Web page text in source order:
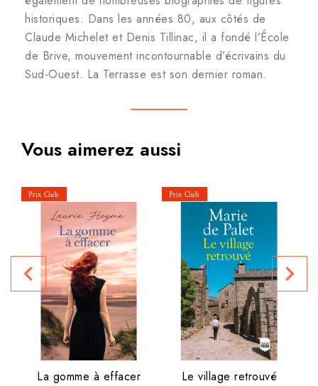
historiques. Dans les années 80, aux côtés de
Claude Michelet et Denis Tillinac, il a fondé l’École
de Brive, mouvement incontournable d’écrivains du
Sud-Ouest. La Terrasse est son dernier roman.
Vous aimerez aussi
La gomme à effacer
Le village retrouvé
navigate_before navigate_next